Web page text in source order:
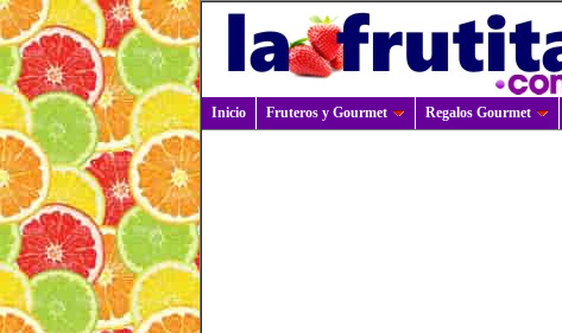
Inicio Fruteros y Gourmet Regalos Gourmet